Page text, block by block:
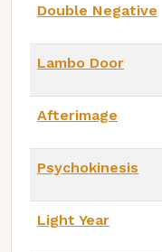
Double Negative
Lambo Door
Afterimage
Psychokinesis
Light Year